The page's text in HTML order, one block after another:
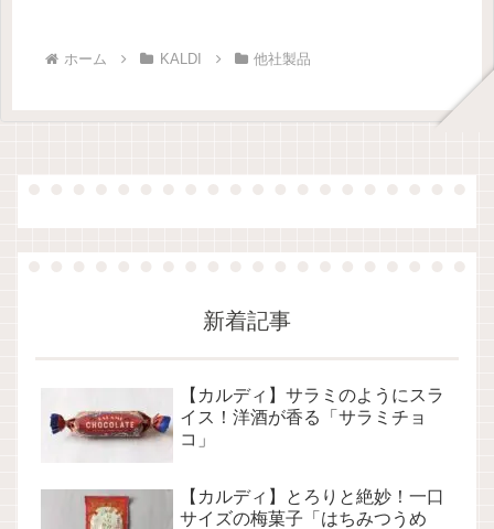
ホーム KALDI 他社製品
新着記事
【カルディ】サラミのようにスラ
イス！洋酒が香る「サラミチョ
コ」
【カルディ】とろりと絶妙！一口
サイズの梅菓子「はちみつうめ